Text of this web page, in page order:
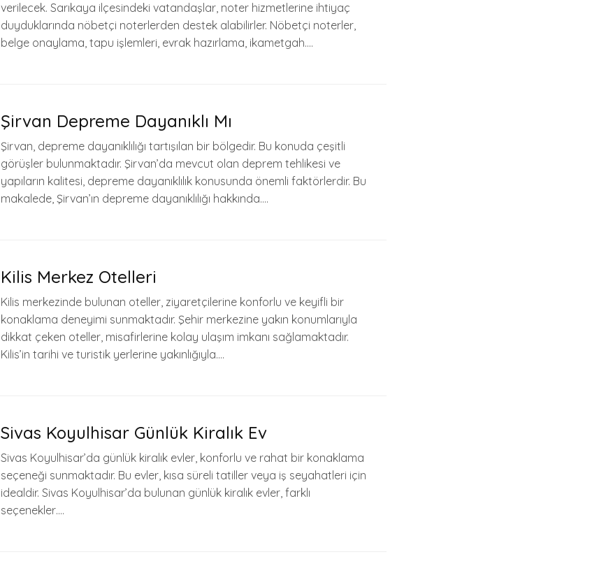
verilecek. Sarıkaya ilçesindeki vatandaşlar, noter hizmetlerine ihtiyaç
duyduklarında nöbetçi noterlerden destek alabilirler. Nöbetçi noterler,
belge onaylama, tapu işlemleri, evrak hazırlama, ikametgah….
Şirvan Depreme Dayanıklı Mı
Şirvan, depreme dayanıklılığı tartışılan bir bölgedir. Bu konuda çeşitli
görüşler bulunmaktadır. Şirvan’da mevcut olan deprem tehlikesi ve
yapıların kalitesi, depreme dayanıklılık konusunda önemli faktörlerdir. Bu
makalede, Şirvan’ın depreme dayanıklılığı hakkında….
Kilis Merkez Otelleri
Kilis merkezinde bulunan oteller, ziyaretçilerine konforlu ve keyifli bir
konaklama deneyimi sunmaktadır. Şehir merkezine yakın konumlarıyla
dikkat çeken oteller, misafirlerine kolay ulaşım imkanı sağlamaktadır.
Kilis’in tarihi ve turistik yerlerine yakınlığıyla….
Sivas Koyulhisar Günlük Kiralık Ev
Sivas Koyulhisar’da günlük kiralık evler, konforlu ve rahat bir konaklama
seçeneği sunmaktadır. Bu evler, kısa süreli tatiller veya iş seyahatleri için
idealdir. Sivas Koyulhisar’da bulunan günlük kiralık evler, farklı
seçenekler….